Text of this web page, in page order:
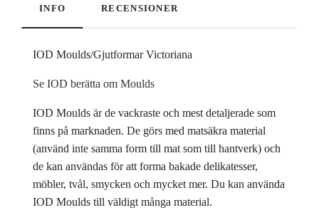
INFO RECENSIONER
IOD Moulds/Gjutformar Victoriana
Se IOD berätta om Moulds
IOD Moulds är de vackraste och mest detaljerade som
finns på marknaden. De görs med matsäkra material
(använd inte samma form till mat som till hantverk) och
de kan användas för att forma bakade delikatesser,
möbler, tvål, smycken och mycket mer. Du kan använda
IOD Moulds till väldigt många material.